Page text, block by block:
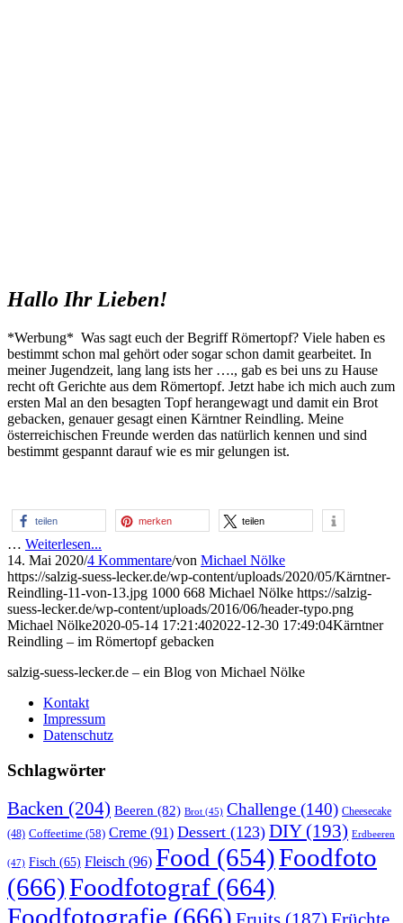
Hallo Ihr Lieben!
*Werbung* Was sagt euch der Begriff Römertopf? Viele haben es
bestimmt schon mal gehört oder sogar schon damit gearbeitet. In
meiner Jugendzeit, lang lang ists her …., gab es bei uns zu Hause
recht oft Gerichte aus dem Römertopf. Jetzt habe ich mich auch zum
ersten Mal an den besagten Topf herangewagt und damit ein Brot
gebacken, genauer gesagt einen Kärntner Reindling. Meine
österreichischen Freunde werden das natürlich kennen und sind
bestimmt gespannt darauf wie es mir gelungen ist.
teilen merken teilen
… Weiterlesen...
14. Mai 2020/4 Kommentare/von Michael Nölke
https://salzig-suess-lecker.de/wp-content/uploads/2020/05/Kärntner-
Reindling-11-von-13.jpg 1000 668 Michael Nölke https://salzig-
suess-lecker.de/wp-content/uploads/2016/06/header-typo.png
Michael Nölke2020-05-14 17:21:402022-12-30 17:49:04Kärntner
Reindling – im Römertopf gebacken
salzig-suess-lecker.de – ein Blog von Michael Nölke
Kontakt
Impressum
Datenschutz
Schlagwörter
Backen (204) Beeren (82) Brot (45) Challenge (140) Cheesecake
(48) Coffeetime (58) Creme (91) Dessert (123) DIY(193) Erdbeeren
(47) Fisch (65) Fleisch (96) Food (654)Foodfoto
(666)Foodfotograf (664)
Foodfotografie (666)